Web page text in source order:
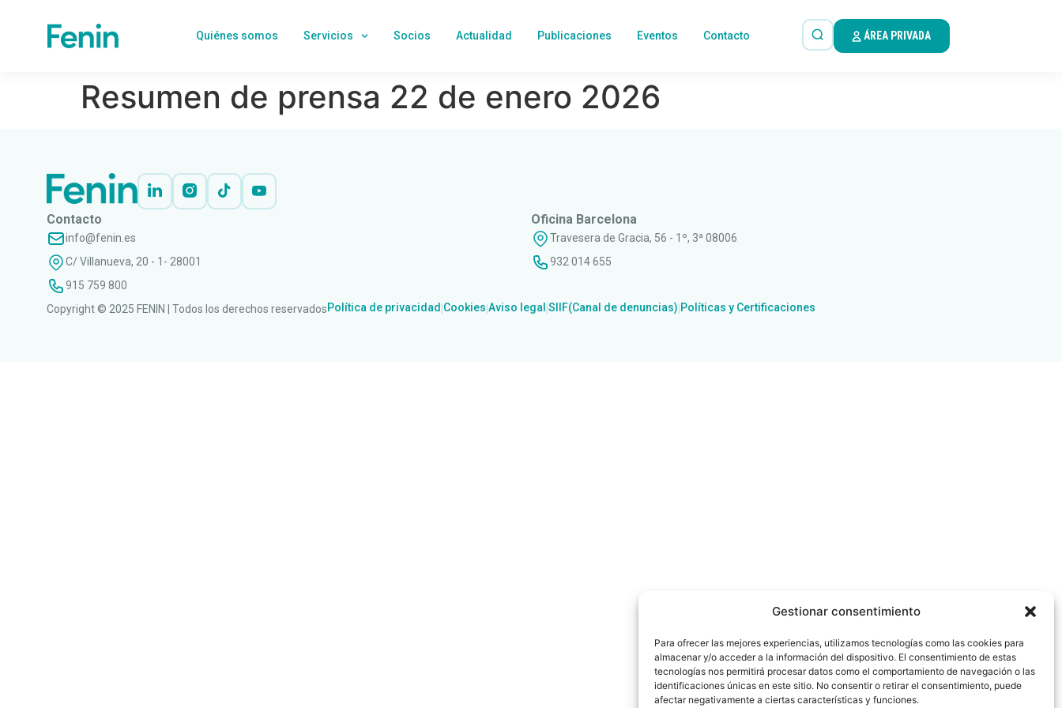
Gestionar consentimiento
Para ofrecer las mejores experiencias, utilizamos tecnologías como las cookies para
almacenar y/o acceder a la información del dispositivo. El consentimiento de estas
tecnologías nos permitirá procesar datos como el comportamiento de navegación o las
identificaciones únicas en este sitio. No consentir o retirar el consentimiento, puede
afectar negativamente a ciertas características y funciones.
Quiénes somos Servicios Socios Actualidad Publicaciones Eventos Contacto ÁREA PRIVADA
Resumen de prensa 22 de enero 2026
Contacto
info@fenin.es
C/ Villanueva, 20 - 1- 28001
915 759 800
Oficina Barcelona
Travesera de Gracia, 56 - 1º, 3ª 08006
932 014 655
Copyright © 2025 FENIN | Todos los derechos reservadosPolítica de privacidad Cookies |Aviso legal |SIIF(Canal de denuncias) Políticas y Certificaciones